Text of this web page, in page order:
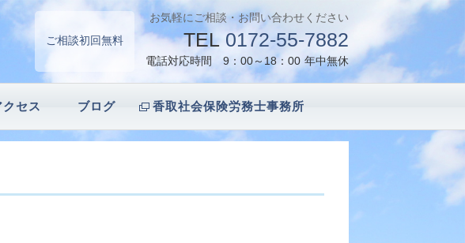
ご相談初回無料
お気軽にご相談・お問い合わせください
TEL 0172-55-7882
電話対応時間 9：00～18：00 年中無休
セス ブログ 香取社会保険労務士事務所